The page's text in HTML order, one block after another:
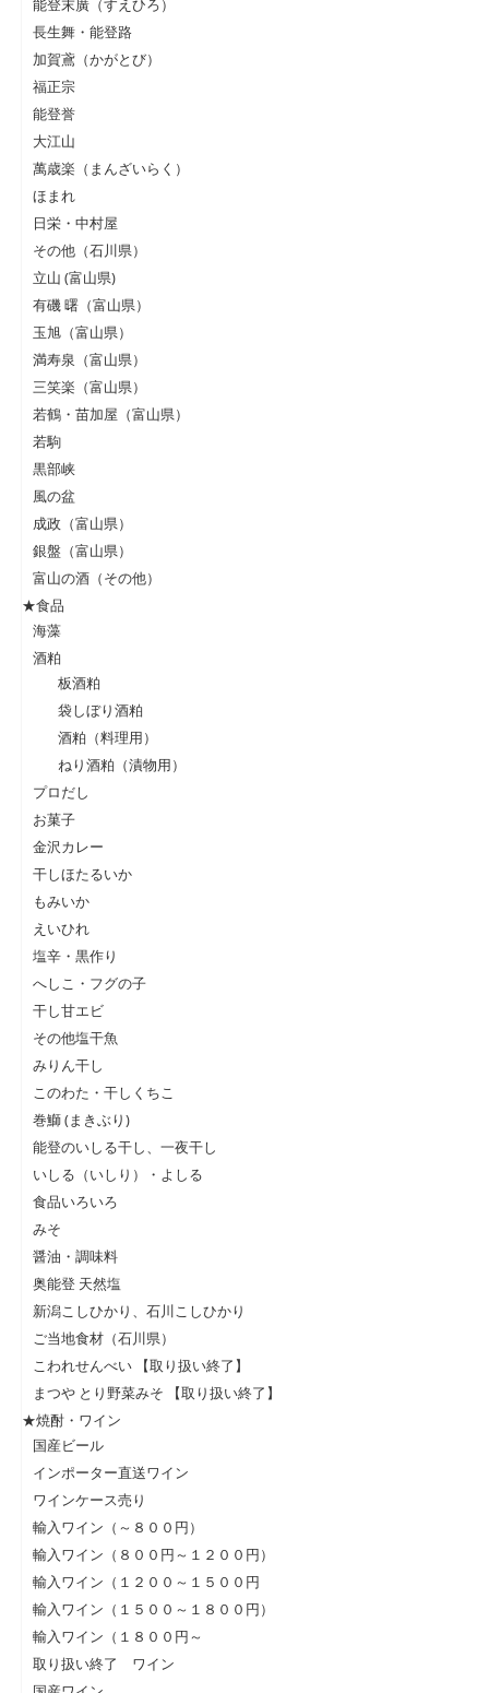
能登末廣（すえひろ）
長生舞・能登路
加賀鳶（かがとび）
福正宗
能登誉
大江山
萬歳楽（まんざいらく）
ほまれ
日栄・中村屋
その他（石川県）
立山 (富山県)
有磯 曙（富山県）
玉旭（富山県）
満寿泉（富山県）
三笑楽（富山県）
若鶴・苗加屋（富山県）
若駒
黒部峡
風の盆
成政（富山県）
銀盤（富山県）
富山の酒（その他）
★食品
海藻
酒粕
板酒粕
袋しぼり酒粕
酒粕（料理用）
ねり酒粕（漬物用）
プロだし
お菓子
金沢カレー
干しほたるいか
もみいか
えいひれ
塩辛・黒作り
へしこ・フグの子
干し甘エビ
その他塩干魚
みりん干し
このわた・干しくちこ
巻鰤 (まきぶり)
能登のいしる干し、一夜干し
いしる（いしり）・よしる
食品いろいろ
みそ
醤油・調味料
奥能登 天然塩
新潟こしひかり、石川こしひかり
ご当地食材（石川県）
こわれせんべい 【取り扱い終了】
まつや とり野菜みそ 【取り扱い終了】
★焼酎・ワイン
国産ビール
インポーター直送ワイン
ワインケース売り
輸入ワイン（～８００円）
輸入ワイン（８００円～１２００円）
輸入ワイン（１２００～１５００円
輸入ワイン（１５００～１８００円）
輸入ワイン（１８００円～
取り扱い終了 ワイン